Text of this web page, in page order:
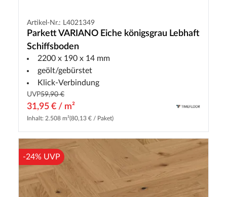
Artikel-Nr.: L4021349
Parkett VARIANO Eiche königsgrau Lebhaft
Schiffsboden
2200 x 190 x 14 mm
geölt/gebürstet
Klick-Verbindung
UVP59,90 €
31,95 € / m²
Inhalt: 2.508 m²(80,13 € / Paket)
-24% UVP